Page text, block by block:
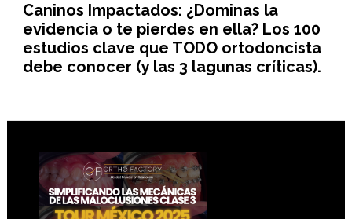
Caninos Impactados: ¿Dominas la
evidencia o te pierdes en ella? Los 100
estudios clave que TODO ortodoncista
debe conocer (y las 3 lagunas críticas).
Footer